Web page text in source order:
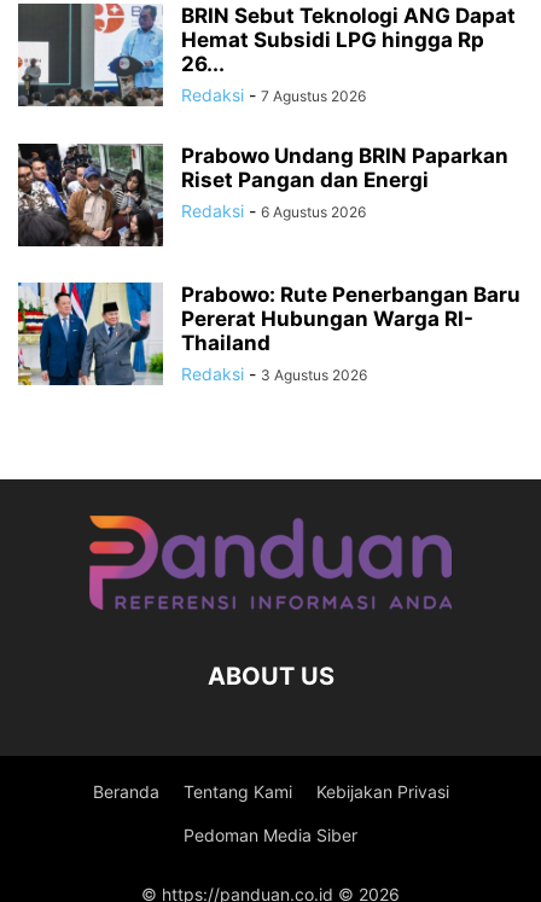
BRIN Sebut Teknologi ANG Dapat
Hemat Subsidi LPG hingga Rp
26...
Redaksi - 7 Agustus 2026
Prabowo Undang BRIN Paparkan
Riset Pangan dan Energi
Redaksi - 6 Agustus 2026
Prabowo: Rute Penerbangan Baru
Pererat Hubungan Warga RI-
Thailand
Redaksi - 3 Agustus 2026
ABOUT US
Beranda Tentang Kami Kebijakan Privasi
Pedoman Media Siber
© https://panduan.co.id © 2026